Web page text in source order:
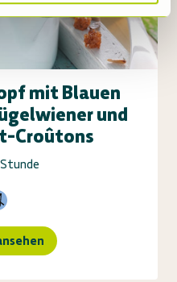
mit Blauen
und
Croûtons